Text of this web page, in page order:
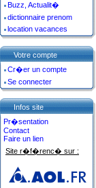
Buzz, Actualit�
dictionnaire prenom
location vacances
Votre compte
Cr�er un compte
Se connecter
Infos site
Pr�sentation
Contact
Faire un lien
Site r�f�renc� sur :